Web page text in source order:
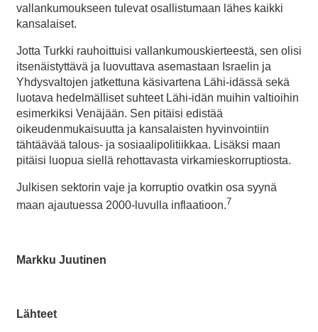
vallankumoukseen tulevat osallistumaan lähes kaikki
kansalaiset.
Jotta Turkki rauhoittuisi vallankumouskierteestä, sen olisi
itsenäistyttävä ja luovuttava asemastaan Israelin ja
Yhdysvaltojen jatkettuna käsivartena Lähi-idässä sekä
luotava hedelmälliset suhteet Lähi-idän muihin valtioihin
esimerkiksi Venäjään. Sen pitäisi edistää
oikeudenmukaisuutta ja kansalaisten hyvinvointiin
tähtäävää talous- ja sosiaalipolitiikkaa. Lisäksi maan
pitäisi luopua siellä rehottavasta virkamieskorruptiosta.
Julkisen sektorin vaje ja korruptio ovatkin osa syynä
maan ajautuessa 2000-luvulla inflaatioon.7
Markku Juutinen
Lähteet